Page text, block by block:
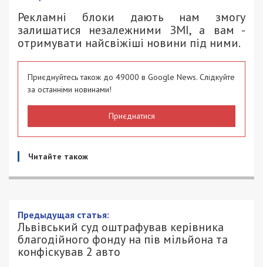
Рекламні блоки дають нам змогу
залишатися незалежними ЗМІ, а вам -
отримувати найсвіжіші новини під ними.
Приєднуйтесь також до 49000 в Google News. Слідкуйте
за останніми новинами!
Приєднатися
Читайте також
Предыдущая статья:
Львівський суд оштрафував керівника
благодійного фонду на пів мільйона та
конфіскував 2 авто